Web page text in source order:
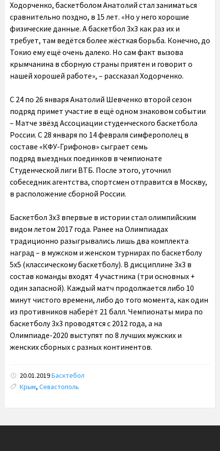
Ходорченко, баскетболом Анатолий стал заниматься
сравнительно поздно, в 15 лет. «Но у него хорошие
физические данные. А баскетбол 3х3 как раз их и
требует, там ведётся более жёсткая борьба. Конечно, до
Токио ему ещё очень далеко. Но сам факт вызова
крымчанина в сборную страны приятен и говорит о
нашей хорошей работе», – рассказал Ходорченко.
С 24 по 26 января Анатолий Шевченко второй сезон
подряд примет участие в ещё одном знаковом событии
– Матче звёзд Ассоциации студенческого баскетбола
России. С 28 января по 14 февраля симферополец в
составе «КФУ-Грифонов» сыграет семь
подряд выездных поединков в чемпионате
Студенческой лиги ВТБ. После этого, уточнил
собеседник агентства, спортсмен отправится в Москву,
в расположение сборной России.
Баскетбол 3х3 впервые в истории стал олимпийским
видом летом 2017 года. Ранее на Олимпиадах
традиционно разыгрывались лишь два комплекта
наград – в мужском и женском турнирах по баскетболу
5х5 (классическому баскетболу). В дисциплине 3х3 в
состав команды входят 4 участника (три основных +
один запасной). Каждый матч продолжается либо 10
минут чистого времени, либо до того момента, как один
из противников наберёт 21 балл. Чемпионаты мира по
баскетболу 3х3 проводятся с 2012 года, а на
Олимпиаде-2020 выступят по 8 лучших мужских и
женских сборных с разных континентов.
20.01.2019Басктебол
Tags:
Крым, Севастополь